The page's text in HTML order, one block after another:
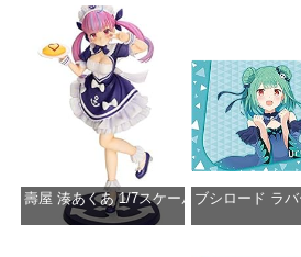
壽屋 湊あくあ 1/7スケール PVC製 塗装済
ブシロード ラ